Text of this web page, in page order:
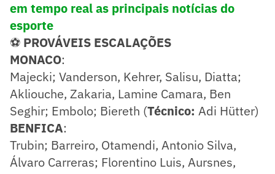
em tempo real as principais notícias do
esporte
⚽ PROVÁVEIS ESCALAÇÕES
MONACO:
Majecki; Vanderson, Kehrer, Salisu, Diatta;
Akliouche, Zakaria, Lamine Camara, Ben
Seghir; Embolo; Biereth (Técnico: Adi Hütter)
BENFICA:
Trubin; Barreiro, Otamendi, Antonio Silva,
Álvaro Carreras; Florentino Luis, Aursnes,